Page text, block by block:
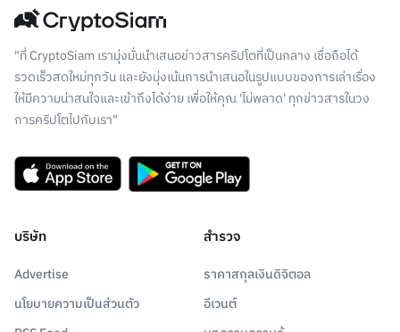
"ที่ CryptoSiam เรามุ่งมั่นนำเสนอข่าวสารคริปโตที่เป็นกลาง เชื่อถือได้
รวดเร็วสดใหม่ทุกวัน และยังมุ่งเน้นการนำเสนอในรูปแบบของการเล่าเรื่อง
ให้มีความน่าสนใจและเข้าถึงได้ง่าย เพื่อให้คุณ 'ไม่พลาด' ทุกข่าวสารในวง
การคริปโตไปกับเรา"
บริษัท
Advertise
นโยบายความเป็นส่วนตัว
สำรวจ
ราคาสกุลเงินดิจิตอล
อีเวนต์